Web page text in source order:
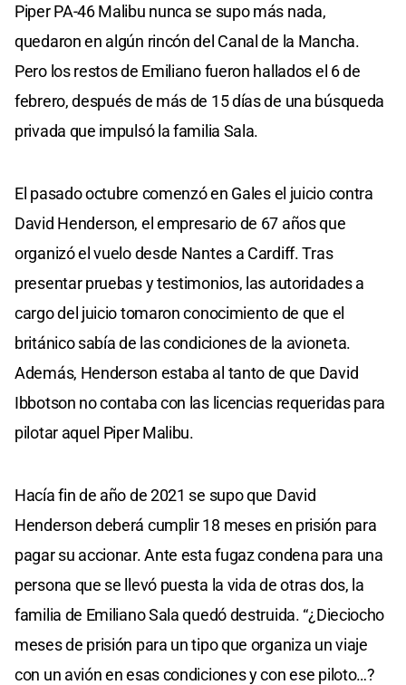
Piper PA-46 Malibu nunca se supo más nada,
quedaron en algún rincón del Canal de la Mancha.
Pero los restos de Emiliano fueron hallados el 6 de
febrero, después de más de 15 días de una búsqueda
privada que impulsó la familia Sala.
El pasado octubre comenzó en Gales el juicio contra
David Henderson, el empresario de 67 años que
organizó el vuelo desde Nantes a Cardiff. Tras
presentar pruebas y testimonios, las autoridades a
cargo del juicio tomaron conocimiento de que el
británico sabía de las condiciones de la avioneta.
Además, Henderson estaba al tanto de que David
Ibbotson no contaba con las licencias requeridas para
pilotar aquel Piper Malibu.
Hacía fin de año de 2021 se supo que David
Henderson deberá cumplir 18 meses en prisión para
pagar su accionar. Ante esta fugaz condena para una
persona que se llevó puesta la vida de otras dos, la
familia de Emiliano Sala quedó destruida. “¿Dieciocho
meses de prisión para un tipo que organiza un viaje
con un avión en esas condiciones y con ese piloto…?